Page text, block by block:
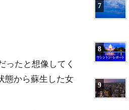
ったと想像してく
態から蘇生した女
7
8
9